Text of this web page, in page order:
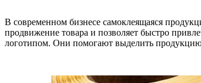
В современном бизнесе самоклеящаяся
продвижение товара и позволяет быстро
логотипом. Они помогают выделить продукцию